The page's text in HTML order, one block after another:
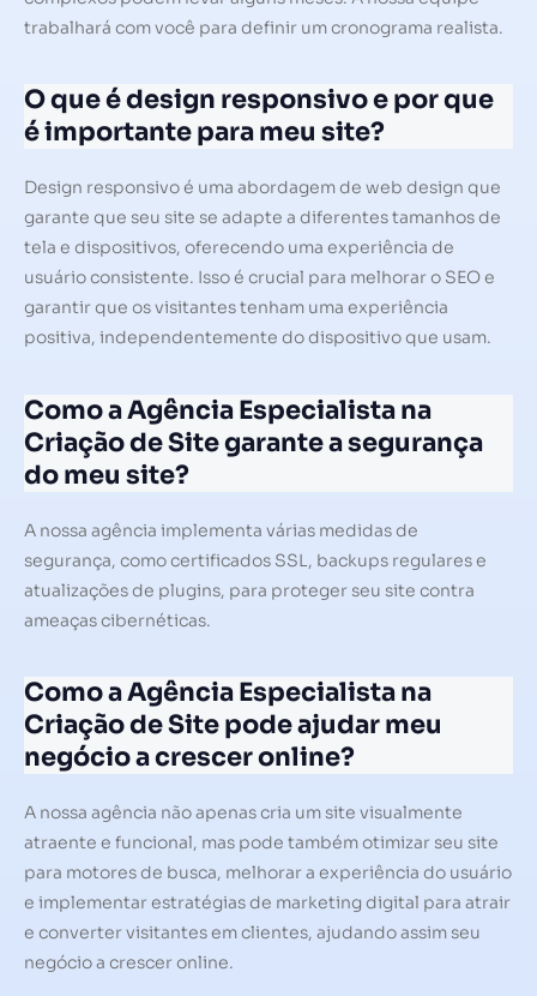
trabalhará com você para definir um cronograma realista.
O que é design responsivo e por que
é importante para meu site?
Design responsivo é uma abordagem de web design que
garante que seu site se adapte a diferentes tamanhos de
tela e dispositivos, oferecendo uma experiência de
usuário consistente. Isso é crucial para melhorar o SEO e
garantir que os visitantes tenham uma experiência
positiva, independentemente do dispositivo que usam.
Como a Agência Especialista na
Criação de Site garante a segurança
do meu site?
A nossa agência implementa várias medidas de
segurança, como certificados SSL, backups regulares e
atualizações de plugins, para proteger seu site contra
ameaças cibernéticas.
Como a Agência Especialista na
Criação de Site pode ajudar meu
negócio a crescer online?
A nossa agência não apenas cria um site visualmente
atraente e funcional, mas pode também otimizar seu site
para motores de busca, melhorar a experiência do usuário
e implementar estratégias de marketing digital para atrair
e converter visitantes em clientes, ajudando assim seu
negócio a crescer online.